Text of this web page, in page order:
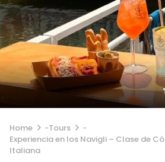
Home -Tours
-
Experiencia en los Navigli – Clase de
Italiana